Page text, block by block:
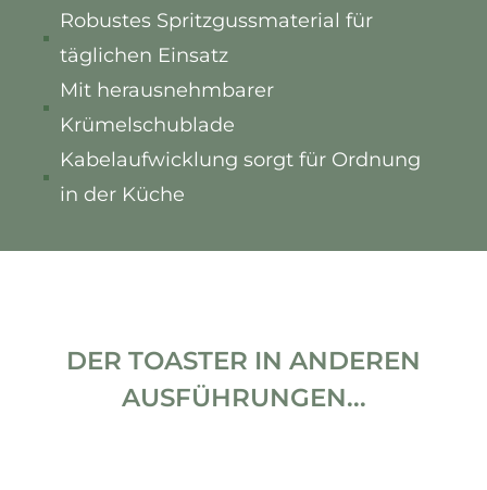
Robustes Spritzgussmaterial für
täglichen Einsatz
Mit herausnehmbarer
Krümelschublade
Kabelaufwicklung sorgt für Ordnung
in der Küche
DER TOASTER IN ANDEREN
AUSFÜHRUNGEN...